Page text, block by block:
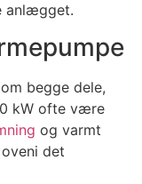
anlægget.
begge dele,
kW ofte være
og varmt
det